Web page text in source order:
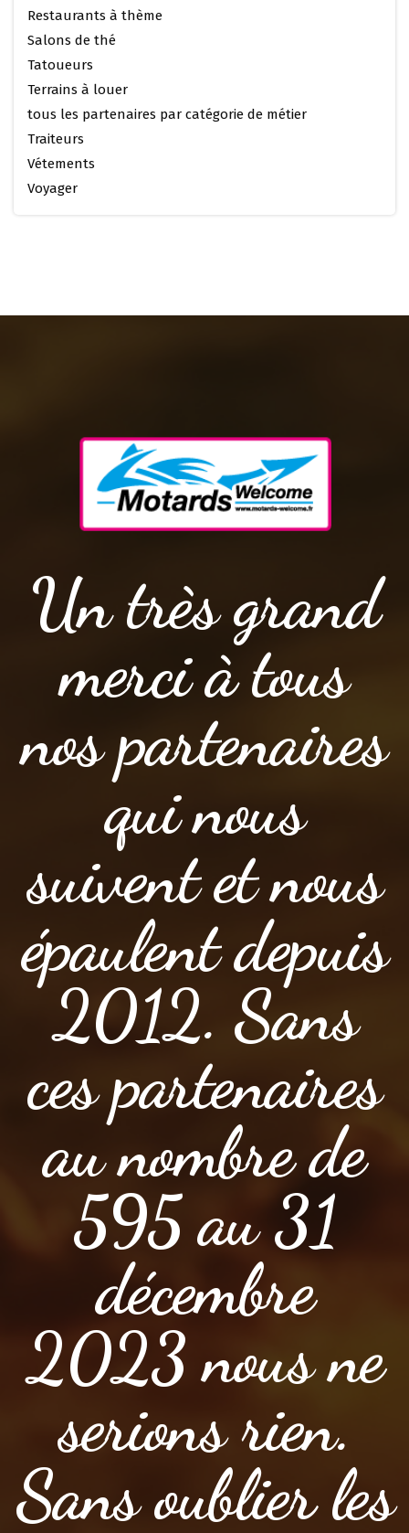
Restaurants à thème
Salons de thé
Tatoueurs
Terrains à louer
tous les partenaires par catégorie de métier
Traiteurs
Vétements
Voyager
Un très grand
merci à tous
nos partenaires
qui nous
suivent et nous
épaulent depuis
2012. Sans
ces partenaires
au nombre de
595 au 31
décembre
2023 nous ne
serions rien.
Sans oublier les